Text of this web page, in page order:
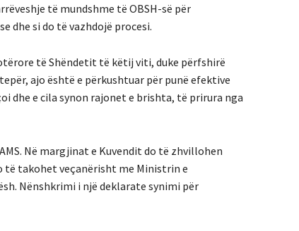
të mundshme të OBSH-së për
dhe si do të vazhdojë procesi.
të Shëndetit të këtij viti, duke përfshirë
ajo është e përkushtuar për punë efektive
dhe e cila synon rajonet e brishta, të prirura nga
Në margjinat e Kuvendit do të zhvillohen
të takohet veçanërisht me Ministrin e
Nënshkrimi i një deklarate synimi për